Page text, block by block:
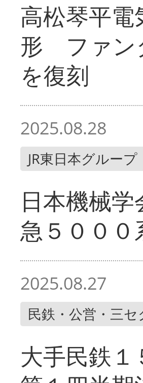
高松琴平
形 ファン
を復刻
2025.08.28
JR東日本グループ
日本機械
急５００
2025.08.27
民鉄・公営・三セ
大手民鉄